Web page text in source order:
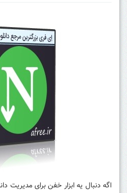
اگه دنبال یه ابزار خفن برای مدیریت